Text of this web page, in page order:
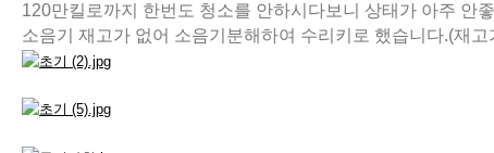
120만킬로까지 한번도 청소를 안하시다보니 상태가 아주 안
소음기 재고가 없어 소음기분해하여 수리키로 했습니다.(재